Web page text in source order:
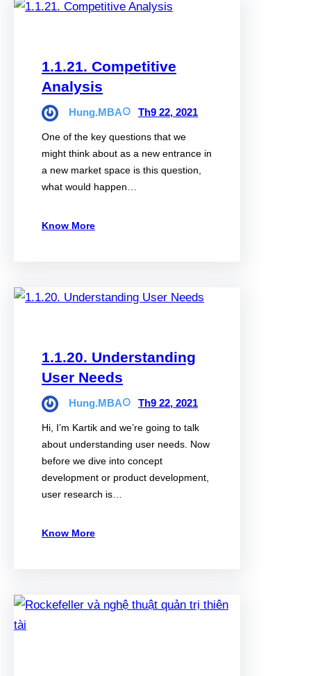
1.1.21. Competitive
Analysis
Hung.MBA Th9 22, 2021
One of the key questions that we
might think about as a new entrance in
a new market space is this question,
what would happen…
Know More
1.1.20. Understanding
User Needs
Hung.MBA Th9 22, 2021
Hi, I’m Kartik and we’re going to talk
about understanding user needs. Now
before we dive into concept
development or product development,
user research is…
Know More